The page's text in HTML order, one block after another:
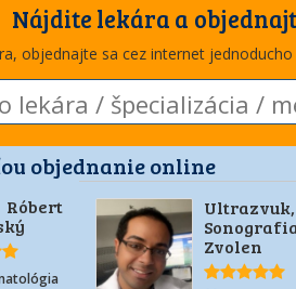
Nájdite lekára a
objednajte sa cez internet
objednanie online
Ultrazvuk,
Zvolen